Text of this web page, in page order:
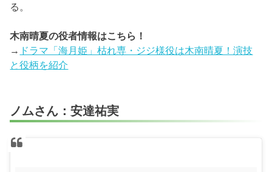
る。
木南晴夏の役者情報はこちら！
→ ドラマ「海月姫」枯れ専・ジジ様役は木南晴夏！演技
と役柄を紹介
ノムさん：安達祐実